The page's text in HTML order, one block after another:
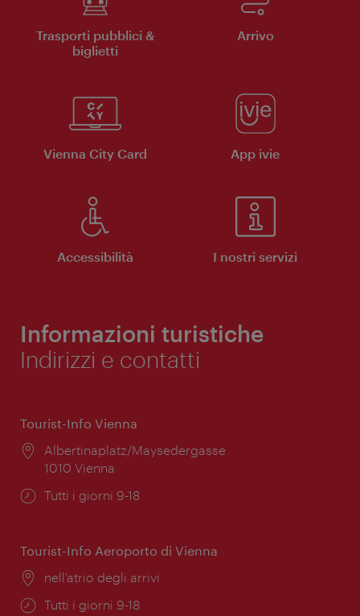
Trasporti pubblici &
biglietti
Arrivo
Vienna City Card App ivie
Accessibilità I nostri servizi
Informazioni turistiche
Indirizzi e contatti
Tourist-Info Vienna
Posizione:
Albertinaplatz/Maysedergasse
1010 Vienna
Orari
Tutti i giorni 9-18
Tourist-Info Aeroporto di Vienna
Posizione:
nell’atrio degli arrivi
Orari
Tutti i giorni 9-18